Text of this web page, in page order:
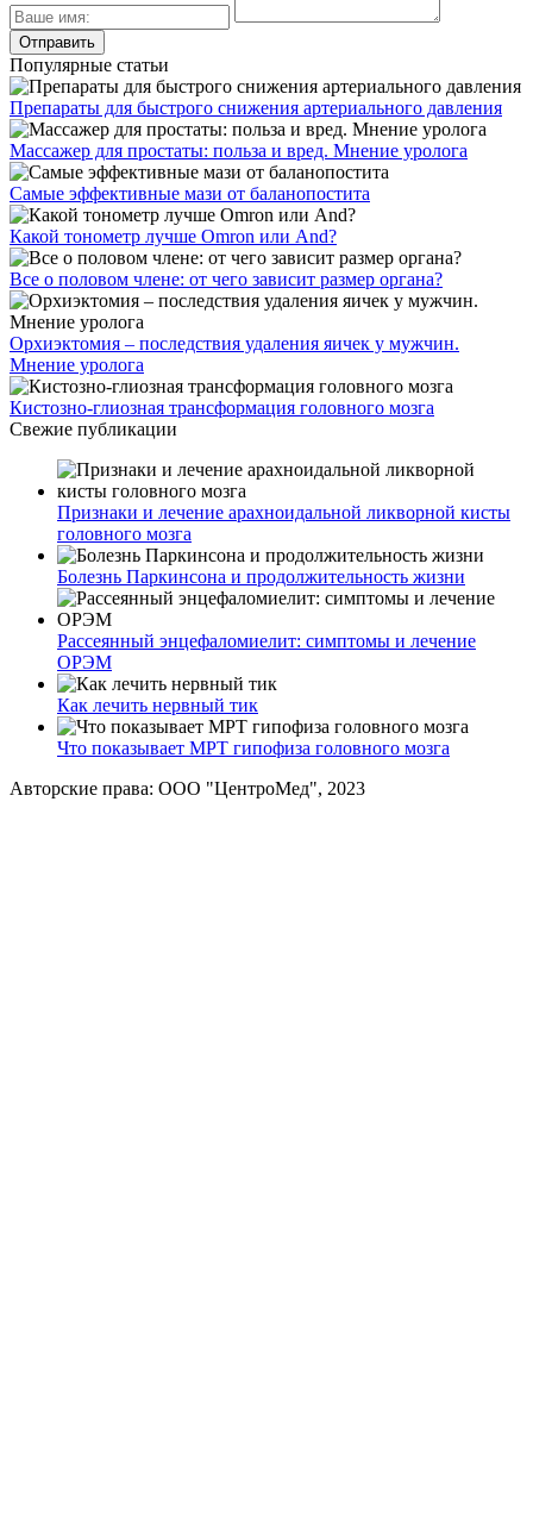
Популярные статьи
Препараты для быстрого снижения артериального давления
Массажер для простаты: польза и вред. Мнение уролога
Самые эффективные мази от баланопостита
Какой тонометр лучше Omron или And?
Все о половом члене: от чего зависит размер органа?
Орхиэктомия – последствия удаления яичек у мужчин.
Мнение уролога
Кистозно-глиозная трансформация головного мозга
Свежие публикации
Признаки и лечение арахноидальной ликворной кисты
головного мозга
Болезнь Паркинсона и продолжительность жизни
Рассеянный энцефаломиелит: симптомы и лечение
ОРЭМ
Как лечить нервный тик
Что показывает МРТ гипофиза головного мозга
Авторские права: ООО "ЦентроМед", 2023